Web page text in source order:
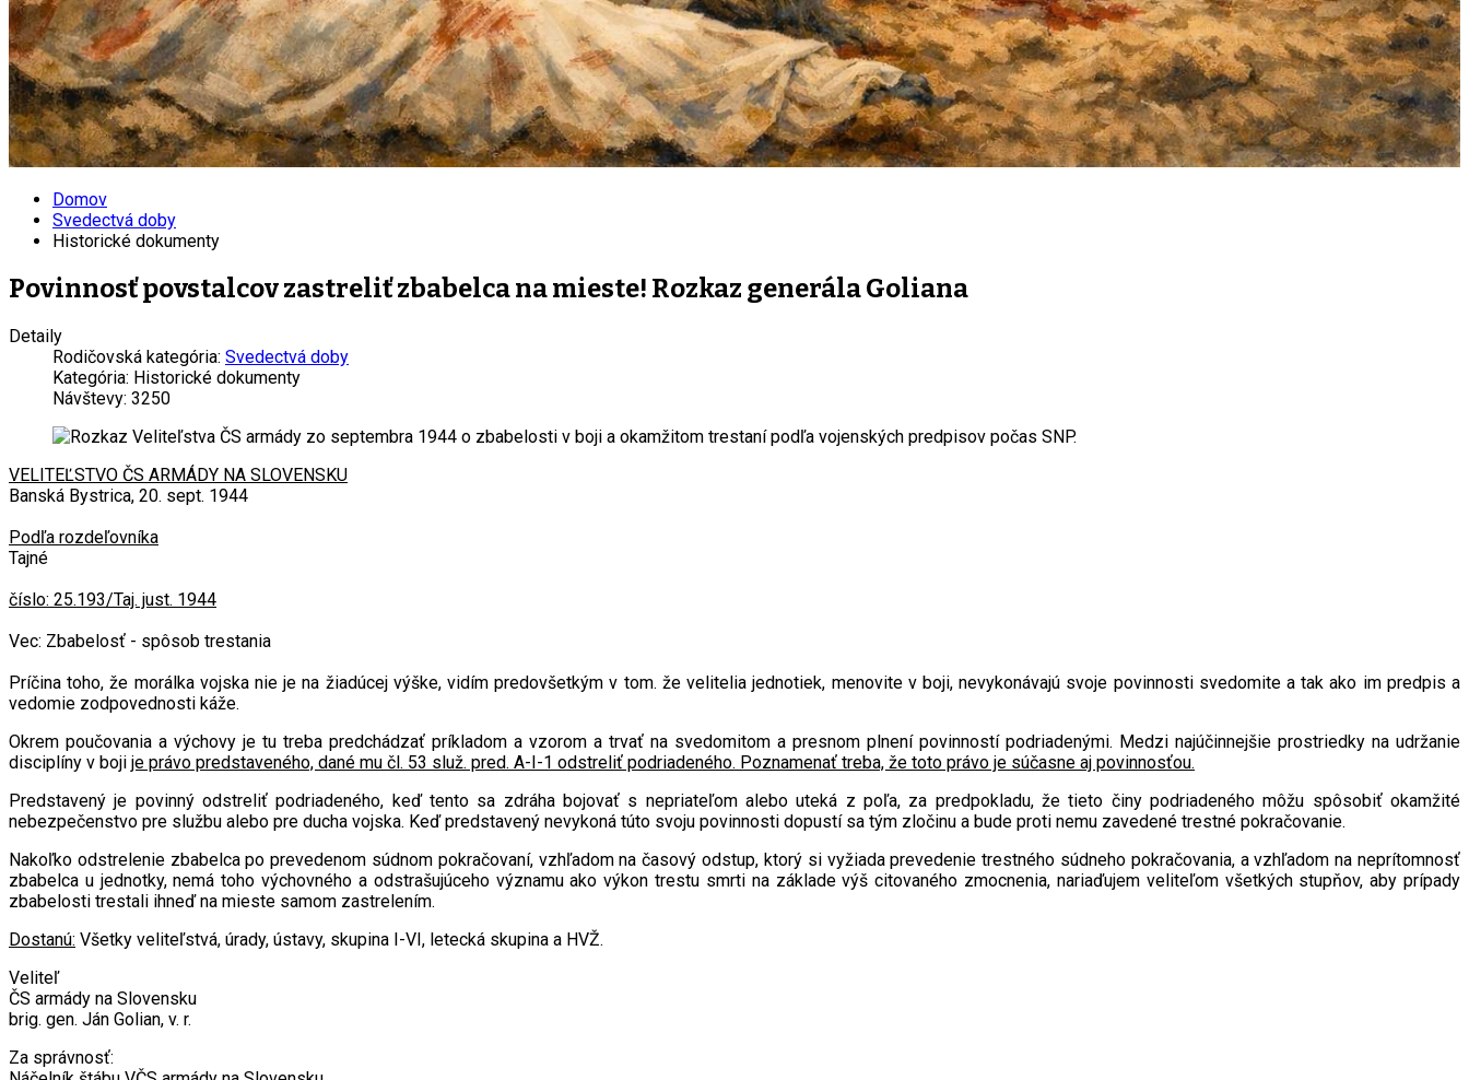
Domov
Svedectvá doby
Historické dokumenty
Povinnosť povstalcov zastreliť zbabelca na mieste! Rozkaz generála Goliana
Detaily
Rodičovská kategória: Svedectvá doby
Kategória: Historické dokumenty
Návštevy: 3250
VELITEĽSTVO ČS ARMÁDY NA SLOVENSKU
Banská Bystrica, 20. sept. 1944
Podľa rozdeľovníka
Tajné
číslo: 25.193/Taj. just. 1944
Vec: Zbabelosť - spôsob trestania
Príčina toho, že morálka vojska nie je na žiadúcej výške, vidím predovšetkým v tom. že velitelia jednotiek, menovite v boji, nevykonávajú svoje povinnosti svedomite a tak ako im predpis a
vedomie zodpovednosti káže.
Okrem poučovania a výchovy je tu treba predchádzať príkladom a vzorom a trvať na svedomitom a presnom plnení povinností podriadenými. Medzi najúčinnejšie prostriedky na udržanie
disciplíny v boji je právo predstaveného, dané mu čl. 53 služ. pred. A-I-1 odstreliť podriadeného. Poznamenať treba, že toto právo je súčasne aj povinnosťou.
Predstavený je povinný odstreliť podriadeného, keď tento sa zdráha bojovať s nepriateľom alebo uteká z poľa, za predpokladu, že tieto činy podriadeného môžu spôsobiť okamžité
nebezpečenstvo pre službu alebo pre ducha vojska. Keď predstavený nevykoná túto svoju povinnosti dopustí sa tým zločinu a bude proti nemu zavedené trestné pokračovanie.
Nakoľko odstrelenie zbabelca po prevedenom súdnom pokračovaní, vzhľadom na časový odstup, ktorý si vyžiada prevedenie trestného súdneho pokračovania, a vzhľadom na neprítomnosť
zbabelca u jednotky, nemá toho výchovného a odstrašujúceho významu ako výkon trestu smrti na základe výš citovaného zmocnenia, nariaďujem veliteľom všetkých stupňov, aby prípady
zbabelosti trestali ihneď na mieste samom zastrelením.
Dostanú: Všetky veliteľstvá, úrady, ústavy, skupina I-VI, letecká skupina a HVŽ.
Veliteľ
ČS armády na Slovensku
brig. gen. Ján Golian, v. r.
Za správnosť: